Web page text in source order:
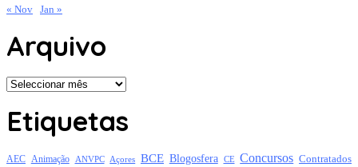
« Nov Jan »
Arquivo
Arquivo
Etiquetas
AEC Animação ANVPC Açores BCE Blogosfera CE Concursos Contratados